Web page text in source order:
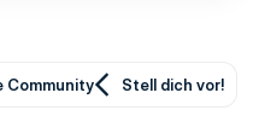
Community Stell dich vor!